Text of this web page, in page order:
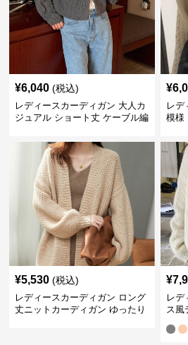
¥6,040 (税込)
レディースカーディガン 大人カ
ジュアル ショート丈 ケーブル編
¥
レデ
模様
¥5,530 (税込)
レディースカーディガン ロング
丈ニットカーディガン ゆったり
¥
レデ
ス風
シ